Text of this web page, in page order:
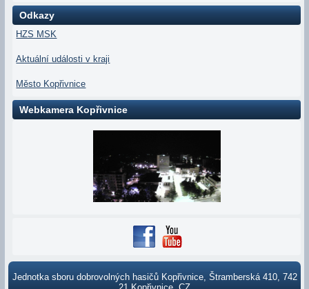
Odkazy
HZS MSK
Aktuální události v kraji
Město Kopřivnice
Webkamera Kopřivnice
Jednotka sboru dobrovolných hasičů Kopřivnice, Štramberská 410, 742